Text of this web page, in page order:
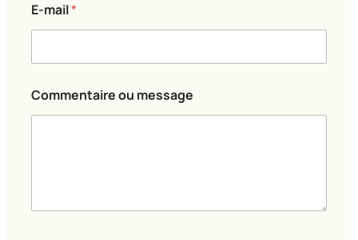
u
o
*
E-mail*
Commentaire ou message